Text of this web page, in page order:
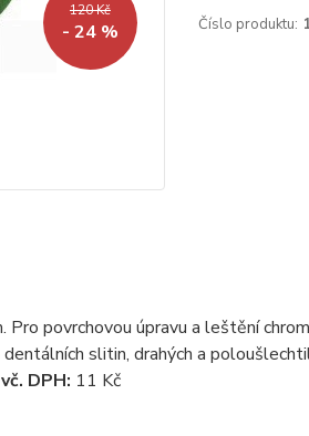
120 Kč
- 24 % Číslo produktu:
Pro povrchovou úpravu a leštění
slitin, drahých a
DPH: 11 Kč